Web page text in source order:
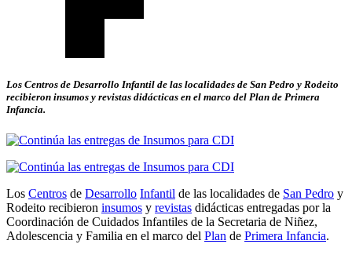
Los Centros de Desarrollo Infantil de las localidades de San Pedro y Rodeito
recibieron insumos y revistas didácticas en el marco del Plan de Primera
Infancia.
Los Centros de Desarrollo Infantil de las localidades de San Pedro y
Rodeito recibieron insumos y revistas didácticas entregadas por la
Coordinación de Cuidados Infantiles de la Secretaria de Niñez,
Adolescencia y Familia en el marco del Plan de Primera Infancia.